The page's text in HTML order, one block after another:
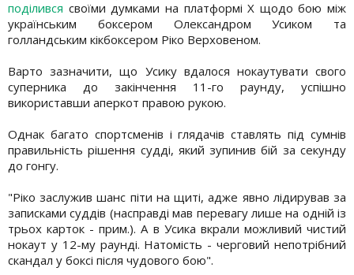
поділився своїми думками на платформі X щодо бою між
українським боксером Олександром Усиком та
голландським кікбоксером Ріко Верховеном.
Варто зазначити, що Усику вдалося нокаутувати свого
суперника до закінчення 11-го раунду, успішно
використавши аперкот правою рукою.
Однак багато спортсменів і глядачів ставлять під сумнів
правильність рішення судді, який зупинив бій за секунду
до гонгу.
"Ріко заслужив шанс піти на щиті, адже явно лідирував за
записками суддів (насправді мав перевагу лише на одній із
трьох карток - прим.). А в Усика вкрали можливий чистий
нокаут у 12-му раунді. Натомість - черговий непотрібний
скандал у боксі після чудового бою".